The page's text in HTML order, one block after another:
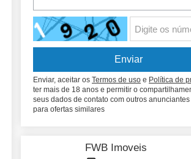
Enviar, aceitar os Termos de uso e Política de
ter mais de 18 anos e permitir o
seus dados de contato com outros
para ofertas similares
FWB Imoveis